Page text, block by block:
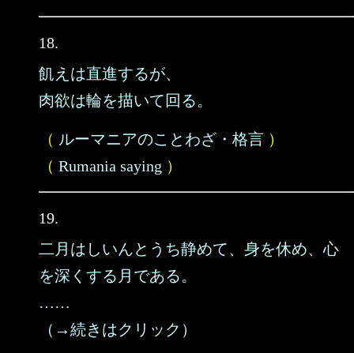
18.
飢えは直進するが、
肉欲は輪を描いて回る。
（ ルーマニアのことわざ・格言 ）
（ Rumania saying ）
19.
二月はしいんとうち静めて、身を休め、心
を深くする月である。
……
（→続きはクリック）